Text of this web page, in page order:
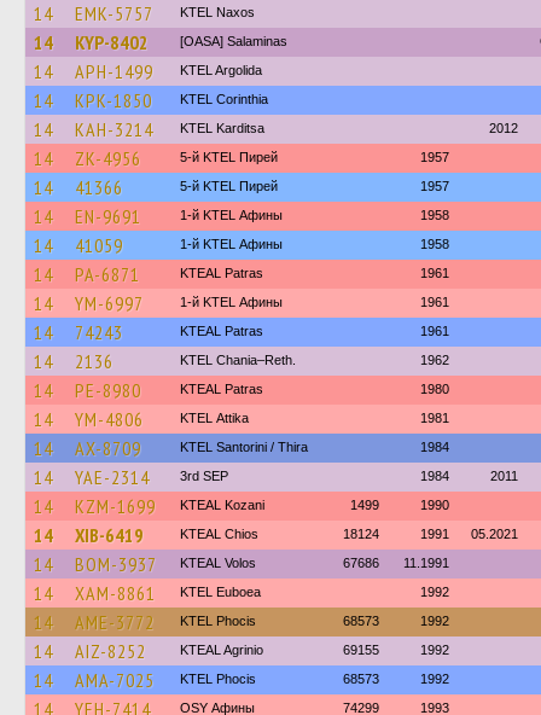
14 EMK-5757 KTEL Naxos
14 KYP-8402 [OASA] Salaminas
14 APH-1499 KTEL Argolida
14 KPK-1850 KTEL Corinthia
14 KAH-3214 ΚΤΕL Karditsa 2012
14 ZK-4956 5-й KTEL Пирей 1957
14 41366 5-й KTEL Пирей 1957
14 EN-9691 1-й KTEL Афины 1958
14 41059 1-й KTEL Афины 1958
14 PA-6871 KTEAL Patras 1961
14 YM-6997 1-й KTEL Афины 1961
14 74243 KTEAL Patras 1961
14 2136 KTEL Chania–Reth. 1962
14 PE-8980 KTEAL Patras 1980
14 YM-4806 KΤΕL Αttika 1981
14 AX-8709 KTEL Santorini / Thira 1984
14 YAE-2314 3rd SEP 1984 2011
14 KZM-1699 KTEAL Kozani 1499 1990
14 XIB-6419 KTEAL Chios 18124 1991 05.2021
14 BOM-3937 KTEAL Volos 67686 11.1991
14 XAM-8861 ΚΤΕL Euboea 1992
14 AME-3772 ΚΤΕL Phocis 68573 1992
14 AIZ-8252 KTEAL Agrinio 69155 1992
14 AMA-7025 ΚΤΕL Phocis 68573 1992
14 YEH-7414 OSY Афины 74299 1993